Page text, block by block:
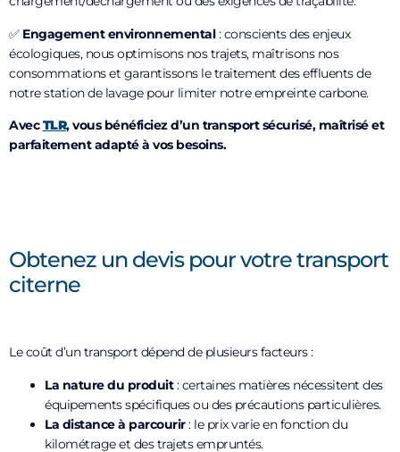
✅ Engagement environnemental: conscients des enjeux
écologiques, nous optimisons nos trajets, maîtrisons nos
consommations et garantissons le traitement des effluents de
notre station de lavage pour limiter notre empreinte carbone.
AvecTLR, vous bénéficiez d’un transport sécurisé, maîtrisé et
parfaitement adapté à vos besoins.
Obtenez un devis pour votre transport
citerne
Le coût d’un transport dépend de plusieurs facteurs :
La nature du produit: certaines matières nécessitent des
équipements spécifiques ou des précautions particulières.
La distance à parcourir: le prix varie en fonction du
kilométrage et des trajets empruntés.